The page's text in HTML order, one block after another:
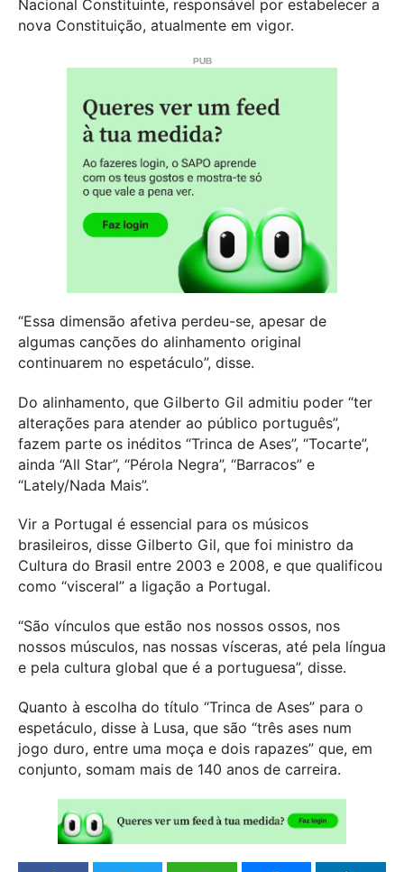
Nacional Constituinte, responsável por estabelecer a
nova Constituição, atualmente em vigor.
“Essa dimensão afetiva perdeu-se, apesar de
algumas canções do alinhamento original
continuarem no espetáculo”, disse.
Do alinhamento, que Gilberto Gil admitiu poder “ter
alterações para atender ao público português”,
fazem parte os inéditos “Trinca de Ases”, “Tocarte”,
ainda “All Star”, “Pérola Negra”, “Barracos” e
“Lately/Nada Mais”.
Vir a Portugal é essencial para os músicos
brasileiros, disse Gilberto Gil, que foi ministro da
Cultura do Brasil entre 2003 e 2008, e que qualificou
como “visceral” a ligação a Portugal.
“São vínculos que estão nos nossos ossos, nos
nossos músculos, nas nossas vísceras, até pela língua
e pela cultura global que é a portuguesa”, disse.
Quanto à escolha do título “Trinca de Ases” para o
espetáculo, disse à Lusa, que são “três ases num
jogo duro, entre uma moça e dois rapazes” que, em
conjunto, somam mais de 140 anos de carreira.